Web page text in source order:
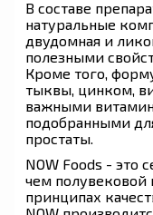
В составе
натуральные
двудомная и
полезными
Кроме того,
тыквы, цинком,
важными
подобранными
простаты.
NOW Foods - это
чем полувековой
принципах